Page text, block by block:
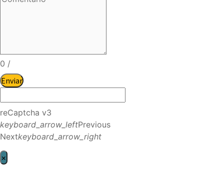
0 /
Enviar
reCaptcha v3
keyboard_arrow_leftPrevious
Nextkeyboard_arrow_right
×